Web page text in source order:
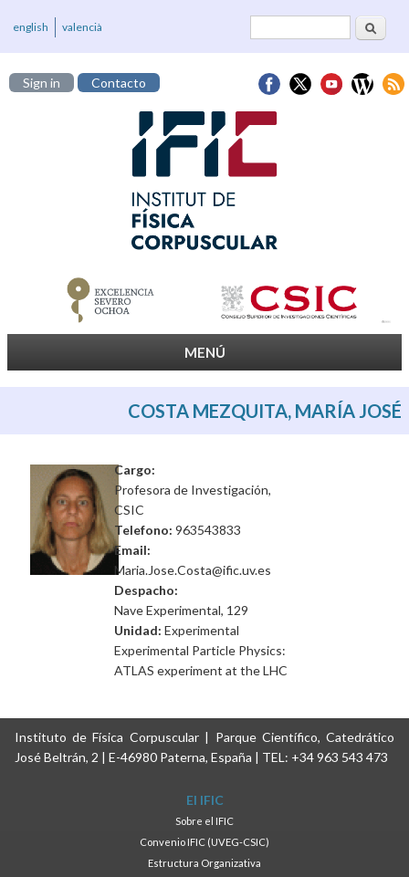
Formulario deBuscar
english valencià
Sign in Contacto
MENÚ
COSTA MEZQUITA, MARÍA JOSÉ
Cargo:
Profesora de Investigación,
CSIC
Telefono: 963543833
Email:
Maria.Jose.Costa@ific.uv.es
Despacho:
Nave Experimental, 129
Unidad: Experimental
Experimental Particle Physics:
ATLAS experiment at the LHC
Instituto de Física Corpuscular | Parque Científico, Catedrático
José Beltrán, 2 | E-46980 Paterna, España | TEL: +34 963 543 473
El IFIC
Sobre el IFIC
Convenio IFIC (UVEG-CSIC)
Estructura Organizativa